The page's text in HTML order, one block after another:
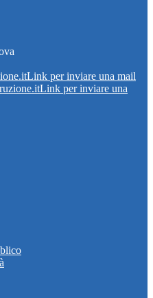
Link per inviare una mail
Link per inviare una